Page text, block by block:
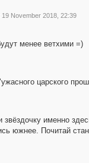
November 2018, 22:39
менее ветхими =)
царского
именно
южнее. Почитай